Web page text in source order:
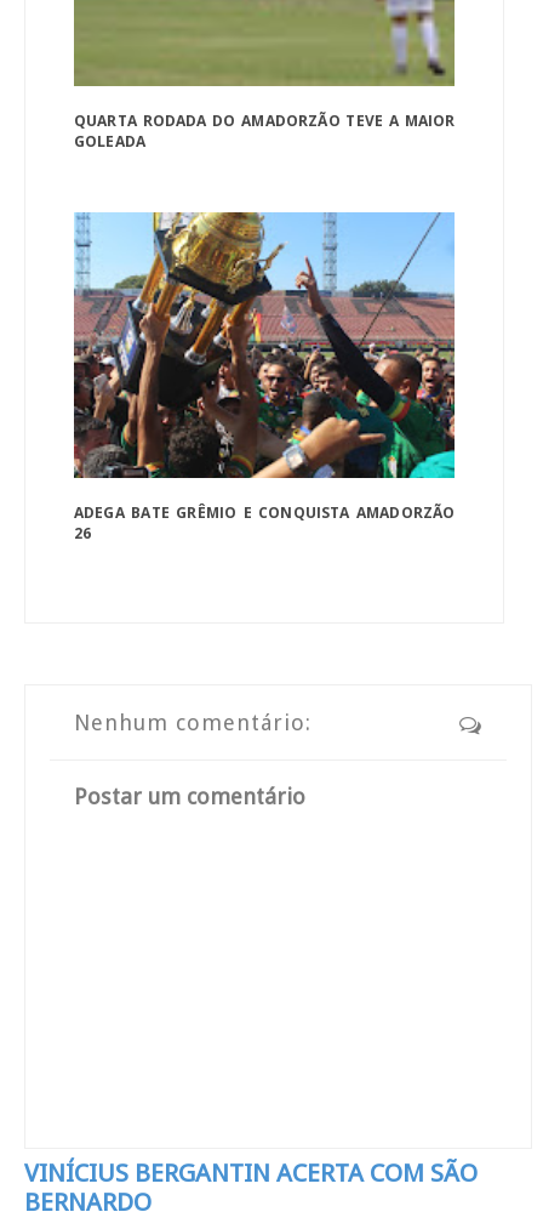
QUARTA RODADA DO AMADORZÃO TEVE A MAIOR
GOLEADA
ADEGA BATE GRÊMIO E CONQUISTA AMADORZÃO
26
Nenhum comentário:
Postar um comentário
VINÍCIUS BERGANTIN ACERTA COM SÃO
BERNARDO